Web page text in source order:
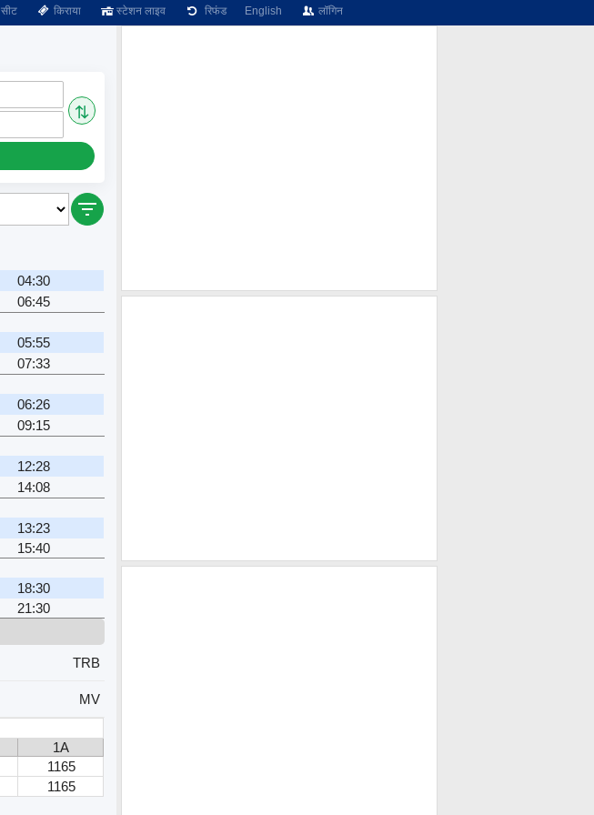
सीट किराया स्टेशन लाइव रिफंड English लॉगिन
⇅
04:30
06:45
05:55
07:33
06:26
09:15
12:28
14:08
13:23
15:40
18:30
21:30
TRB
MV
1A
1165
1165